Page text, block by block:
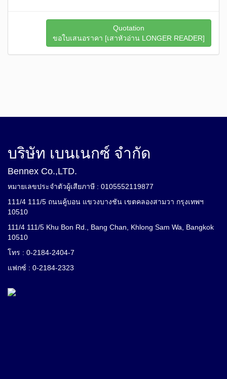
Quotation
ขอใบเสนอราคา [เสาหัวอ่าน LONGER READER]
บริษัท เบนเนกซ์ จำกัด
Bennex Co.,LTD.
หมายเลขประจำตัวผู้เสียภาษี : 0105552119877
111/4 111/5 ถนนคู้บอน แขวงบางชัน เขตคลองสามวา กรุงเทพฯ
10510
111/4 111/5 Khu Bon Rd., Bang Chan, Khlong Sam Wa, Bangkok
10510
โทร : 0-2184-2404-7
แฟกซ์ : 0-2184-2323